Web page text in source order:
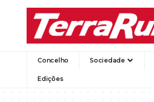
Concelho Sociedade
Edições